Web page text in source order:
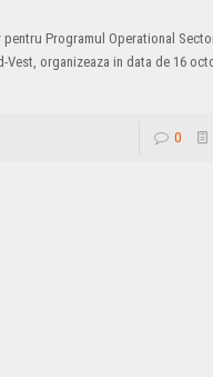
pentru Programul Operational
Vest, organizeaza in data de 16
0